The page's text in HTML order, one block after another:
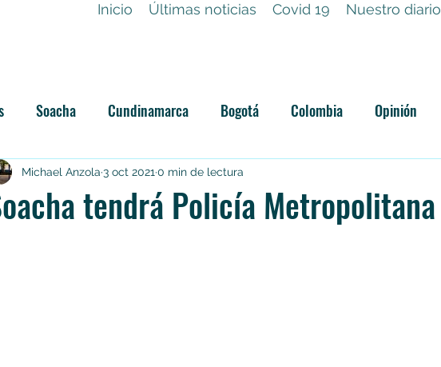
Inicio Últimas noticias Covid 19 Nuestro diario
Soacha Cundinamarca Bogotá Colombia Opinión
soachunidades Categoría sin título
tendrá Policía Metropolitana
Michael Anzola 3 oct 2021 0 min de lectura